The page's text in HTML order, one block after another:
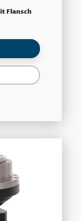
Flansch